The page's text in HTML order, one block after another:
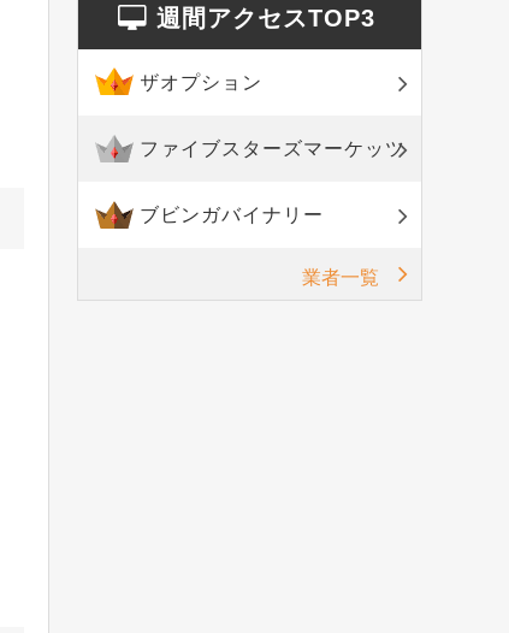
週間アクセスTOP3
ザオプション
ファイブスターズマーケッツ
ブビンガバイナリー
業者一覧